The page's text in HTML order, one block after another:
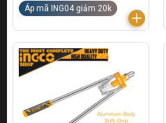
Áp mã ING04 giảm 20k